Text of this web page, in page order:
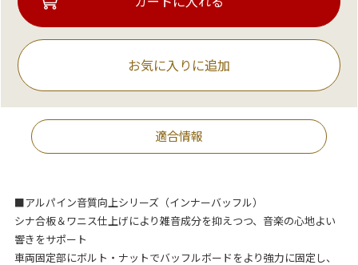
お気に入りに追加
適合情報
■アルパイン音質向上シリーズ（インナーバッフル）
シナ合板＆ワニス仕上げにより雑音成分を抑えつつ、音楽の心地よい
響きをサポート
車両固定部にボルト・ナットでバッフルボードをより強力に固定し、